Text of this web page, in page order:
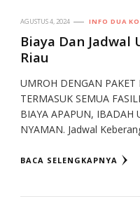
AGUSTUS 4, 2024 INFO DUA
Biaya Dan Jadwal
Riau
UMROH DENGAN
TERMASUK SEMUA
BIAYA APAPUN, IBADAH
NYAMAN. Jadwal
BACA SELENGKAPNYA